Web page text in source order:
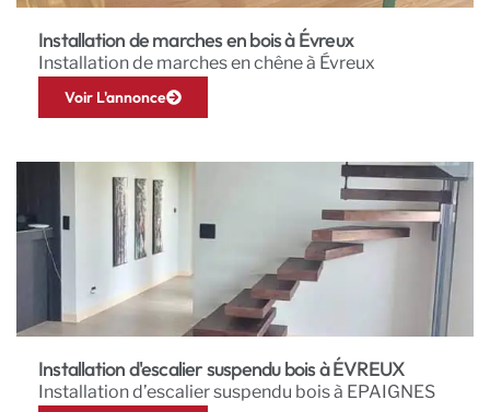
Installation de marches en bois à Évreux
Installation de marches en chêne à Évreux
Voir L'annonce
Installation d'escalier suspendu bois à ÉVREUX
Installation d’escalier suspendu bois à EPAIGNES